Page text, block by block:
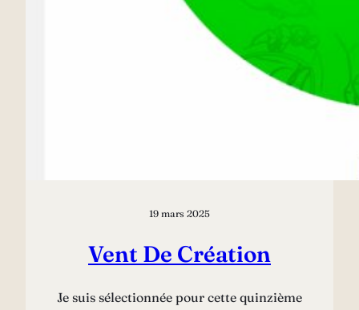
19 mars 2025
Vent De Création
Je suis sélectionnée pour cette quinzième